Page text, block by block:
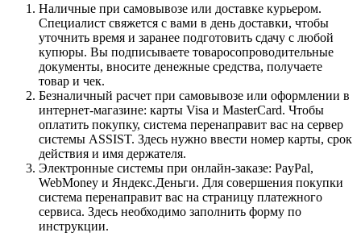
Наличные при самовывозе или доставке курьером.
Специалист свяжется с вами в день доставки, чтобы
уточнить время и заранее подготовить сдачу с любой
купюры. Вы подписываете товаросопроводительные
документы, вносите денежные средства, получаете
товар и чек.
Безналичный расчет при самовывозе или оформлении в
интернет-магазине: карты Visa и MasterCard. Чтобы
оплатить покупку, система перенаправит вас на сервер
системы ASSIST. Здесь нужно ввести номер карты, срок
действия и имя держателя.
Электронные системы при онлайн-заказе: PayPal,
WebMoney и Яндекс.Деньги. Для совершения покупки
система перенаправит вас на страницу платежного
сервиса. Здесь необходимо заполнить форму по
инструкции.